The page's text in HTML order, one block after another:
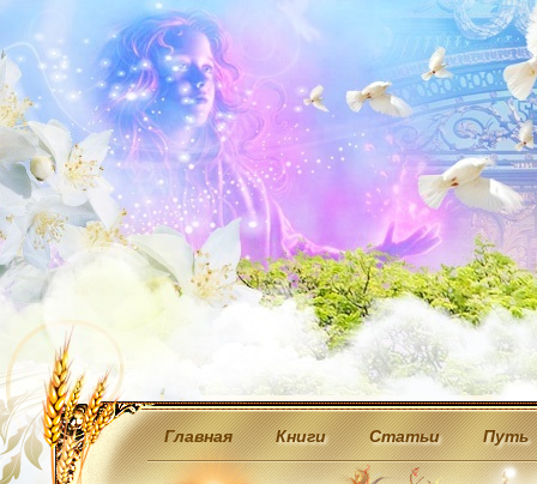
Главная Книги Статьи Путь